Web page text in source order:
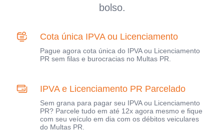
bolso.
Cota única IPVA ou Licenciamento
Pague agora cota única do IPVA ou Licenciamento
PR sem filas e burocracias no Multas PR.
IPVA e Licenciamento PR Parcelado
Sem grana para pagar seu IPVA ou Licenciamento
PR? Parcele tudo em até 12x agora mesmo e fique
com seu veículo em dia com os débitos veiculares
do Multas PR.